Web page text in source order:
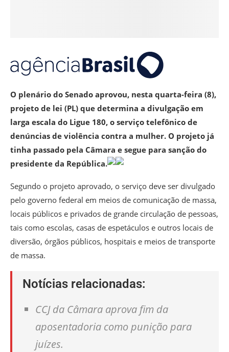
O plenário do Senado aprovou, nesta quarta-feira (8),
projeto de lei (PL) que determina a divulgação em
larga escala do Ligue 180, o serviço telefônico de
denúncias de violência contra a mulher. O projeto já
tinha passado pela Câmara e segue para sanção do
presidente da República.
Segundo o projeto aprovado, o serviço deve ser divulgado
pelo governo federal em meios de comunicação de massa,
locais públicos e privados de grande circulação de pessoas,
tais como escolas, casas de espetáculos e outros locais de
diversão, órgãos públicos, hospitais e meios de transporte
de massa.
Notícias relacionadas:
CCJ da Câmara aprova fim da
aposentadoria como punição para
juízes.